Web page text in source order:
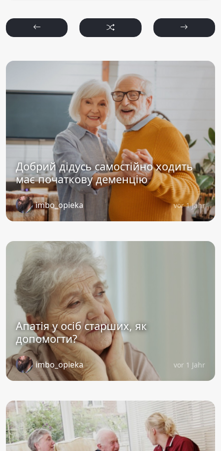
Добрий дідусь самостійно ходить
має початкову деменцію
imbo_opieka vor 1 Jahr
Апатія у осіб старших, як
допомогти?
imbo_opieka vor 1 Jahr